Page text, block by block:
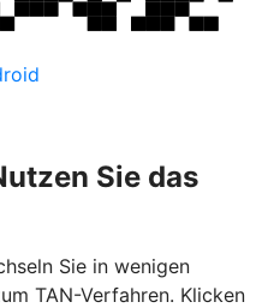
Sie das
Sie in wenigen
TAN-Verfahren. Klicken